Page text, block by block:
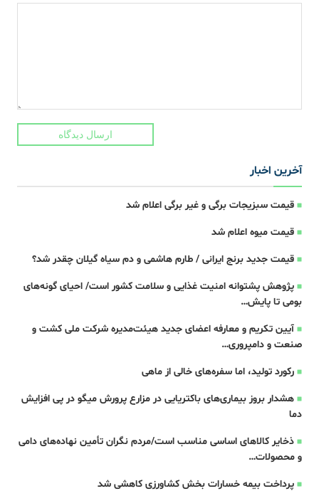
ارسال دیدگاه
آخرین اخبار
قیمت سبزیجات برگی و غیر برگی اعلام شد
قیمت میوه اعلام شد
قیمت جدید برنج ایرانی / طارم هاشمی و دم سیاه گیلان چقدر شد؟
پژوهش پشتوانه امنیت غذایی و سلامت کشور است/ احیای گونه‌های
بومی تا پایش…
آیین تکریم و معارفه اعضای جدید هیئت‌مدیره شرکت ملی کشت و
صنعت و دامپروری…
رکورد تولید، اما سفره‌های خالی از ماهی
هشدار بروز بیماری‌های باکتریایی در مزارع پرورش میگو در پی افزایش
دما
ذخایر کالاهای اساسی مناسب است/مردم نگران تأمین نهاده‌های دامی
و محصولات…
پرداخت بیمه خسارات بخش کشاورزی کاهشی شد